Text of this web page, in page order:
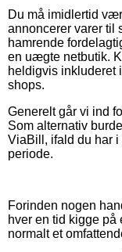
Du må imidlertid
annoncerer varer til
hamrende
en uægte netbutik.
heldigvis inkluderet
shops.
Generelt går vi ind
Som alternativ
ViaBill, ifald du har
periode.
Forinden nogen
hver en tid kigge på
normalt et